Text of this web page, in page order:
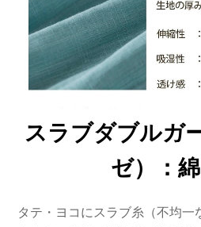
スラブダブルガ
ゼ）：
タテ・ヨコにスラブ糸（不均